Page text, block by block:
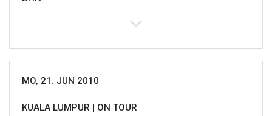
MO, 21. JUN 2010
KUALA LUMPUR | ON TOUR